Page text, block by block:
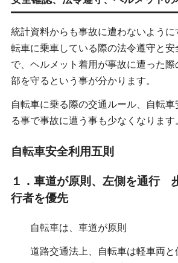
統計資料からも事故に遭わないように
転車に乗車している際の法令遵守と
で、ヘルメット着用が事故に遭った
部を守るという事が分かります。
自転車に乗る際の交通ルール、自転
る事で事故に遭う事も少なくなります。
自転車安全利用五則
１．車道が原則、左側を通行
行者を優先
自転車は、車道が原則
道路交通法上、自転車は軽車両と